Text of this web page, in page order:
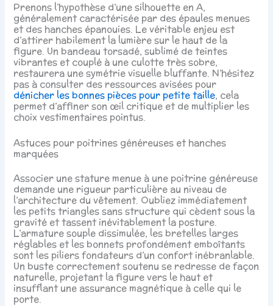
Prenons l’hypothèse d’une silhouette en A,
généralement caractérisée par des épaules menues
et des hanches épanouies. Le véritable enjeu est
d’attirer habilement la lumière sur le haut de la
figure. Un bandeau torsadé, sublimé de teintes
vibrantes et couplé à une culotte très sobre,
restaurera une symétrie visuelle bluffante. N’hésitez
pas à consulter des ressources avisées pour
dénicher les bonnes pièces pour petite taille, cela
permet d’affiner son œil critique et de multiplier les
choix vestimentaires pointus.
Astuces pour poitrines généreuses et hanches
marquées
Associer une stature menue à une poitrine généreuse
demande une rigueur particulière au niveau de
l’architecture du vêtement. Oubliez immédiatement
les petits triangles sans structure qui cèdent sous la
gravité et tassent inévitablement la posture.
L’armature souple dissimulée, les bretelles larges
réglables et les bonnets profondément emboîtants
sont les piliers fondateurs d’un confort inébranlable.
Un buste correctement soutenu se redresse de façon
naturelle, projetant la figure vers le haut et
insufflant une assurance magnétique à celle qui le
porte.